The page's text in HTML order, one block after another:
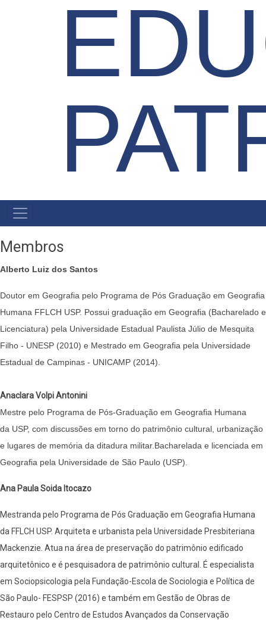
NAVEGAÇÃO
PRINCIPAL
Membros
Alberto Luiz dos Santos
Doutor em Geografia pelo Programa de Pós Graduação em Geografia
Humana FFLCH USP. Possui graduação em Geografia (Bacharelado e
Licenciatura) pela Universidade Estadual Paulista Júlio de Mesquita
Filho - UNESP (2010) e Mestrado em Geografia pela Universidade
Estadual de Campinas - UNICAMP (2014).
Anaclara Volpi Antonini
Mestre pelo Programa de Pós-Graduação em Geografia Humana
da USP, com discussões em torno do patrimônio cultural, urbanização
e lugares de memória da ditadura militar. Bacharelada e licenciada em
Geografia pela Universidade de São Paulo (USP).
Ana Paula Soida Itocazo
Mestranda pelo Programa de Pós Graduação em Geografia Humana
da FFLCH USP. Arquiteta e urbanista pela Universidade Presbiteriana
Mackenzie. Atua na área de preservação do patrimônio edificado
arquitetônico e é pesquisadora de patrimônio cultural. É especialista
em Sociopsicologia pela Fundação-Escola de Sociologia e Política de
São Paulo- FESPSP (2016) e também em Gestão de Obras de
Restauro pelo Centro de Estudos Avançados da Conservação